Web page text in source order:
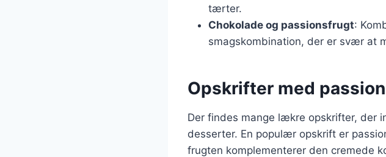
tærter.
Chokolade og passionsfrugt:
smagskombination, der er svær at
Opskrifter med
Der findes mange lækre opskrifter, der
desserter. En populær opskrift er
frugten komplementerer den cremede